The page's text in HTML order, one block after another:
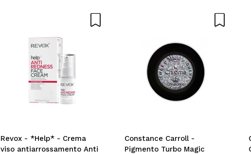
Revox - *Help* - Crema
viso antiarrossamento Anti
Constance Carroll -
Pigmento Turbo Magic